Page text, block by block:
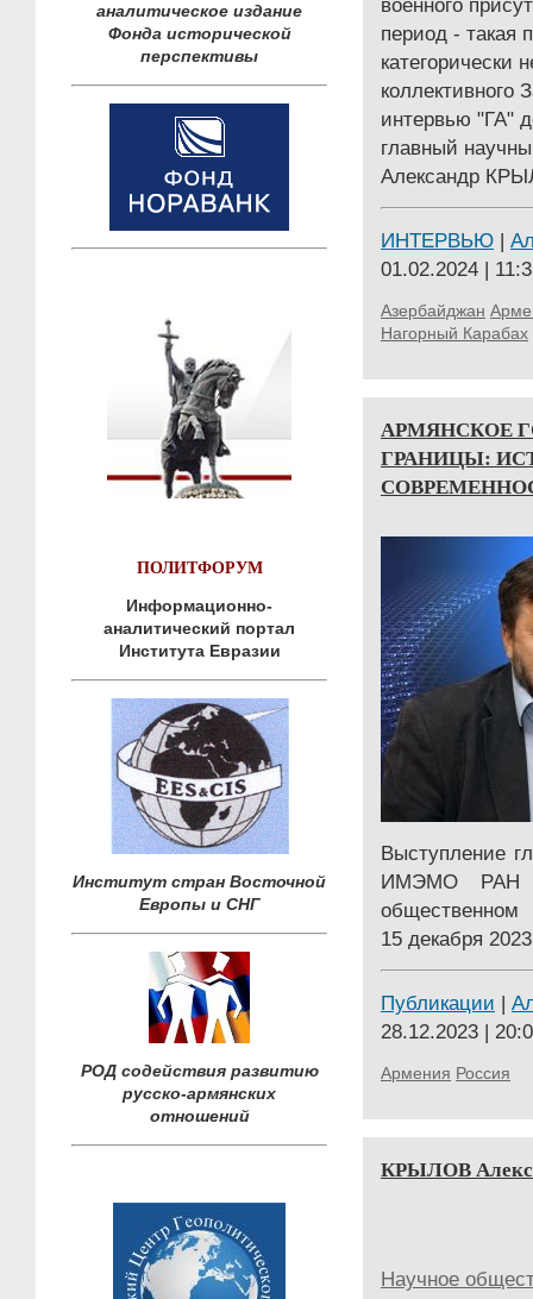
аналитическое издание
Фонда исторической
перспективы
ПОЛИТФОРУМ
Информационно-
аналитический портал
Института Евразии
Институт стран Восточной
Европы и СНГ
РОД содействия развитию
русско-армянских
отношений
военного
период - такая
категорически
коллективного
интервью "ГА"
главный
Александр
ИНТЕРВЬЮ |
01.02.2024 |
Азербайджан
Нагорный Карабах
АРМЯНСКОЕ
ГРАНИЦЫ:
Выступление
ИМЭМО РАН
15 декабря 2023
Публикации |
28.12.2023 |
Армения Россия
КРЫЛОВ
Научное